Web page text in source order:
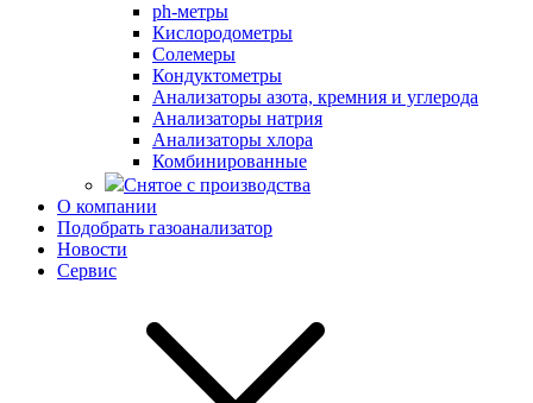
ph-метры
Кислородометры
Солемеры
Кондуктометры
Анализаторы азота, кремния и углерода
Анализаторы натрия
Анализаторы хлора
Комбинированные
Снятое с производства
О компании
Подобрать газоанализатор
Новости
Сервис